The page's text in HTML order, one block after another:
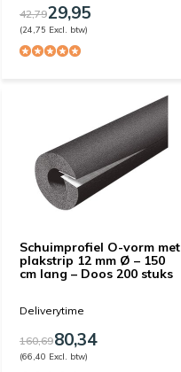
42,7929,95
(24,75 Excl. btw)
Schuimprofiel O-vorm met
plakstrip 12 mm Ø – 150
cm lang – Doos 200 stuks
Deliverytime
160,6980,34
(66,40 Excl. btw)